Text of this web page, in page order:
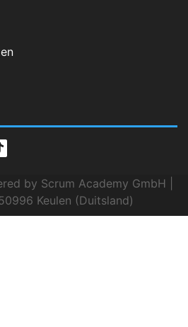
by Scrum Academy GmbH |
Keulen (Duitsland)